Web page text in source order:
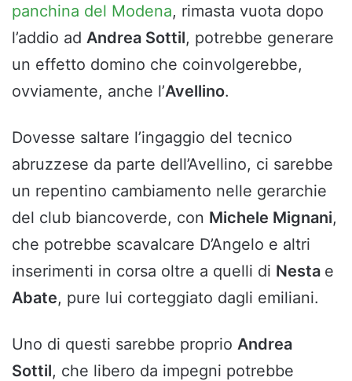
panchina del Modena, rimasta vuota dopo
l’addio ad Andrea Sottil, potrebbe generare
un effetto domino che coinvolgerebbe,
ovviamente, anche l’Avellino.
Dovesse saltare l’ingaggio del tecnico
abruzzese da parte dell’Avellino, ci sarebbe
un repentino cambiamento nelle gerarchie
del club biancoverde, con Michele Mignani,
che potrebbe scavalcare D’Angelo e altri
inserimenti in corsa oltre a quelli di Nesta e
Abate, pure lui corteggiato dagli emiliani.
Uno di questi sarebbe proprio Andrea
Sottil, che libero da impegni potrebbe